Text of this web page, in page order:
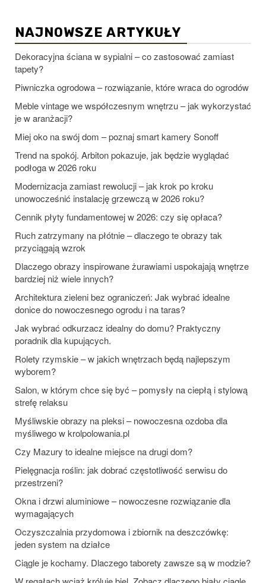
NAJNOWSZE ARTYKUŁY
Dekoracyjna ściana w sypialni – co zastosować zamiast
tapety?
Piwniczka ogrodowa – rozwiązanie, które wraca do ogrodów
Meble vintage we współczesnym wnętrzu – jak wykorzystać
je w aranżacji?
Miej oko na swój dom – poznaj smart kamery Sonoff
Trend na spokój. Arbiton pokazuje, jak będzie wyglądać
podłoga w 2026 roku
Modernizacja zamiast rewolucji – jak krok po kroku
unowocześnić instalację grzewczą w 2026 roku?
Cennik płyty fundamentowej w 2026: czy się opłaca?
Ruch zatrzymany na płótnie – dlaczego te obrazy tak
przyciągają wzrok
Dlaczego obrazy inspirowane żurawiami uspokajają wnętrze
bardziej niż wiele innych?
Architektura zieleni bez ograniczeń: Jak wybrać idealne
donice do nowoczesnego ogrodu i na taras?
Jak wybrać odkurzacz idealny do domu? Praktyczny
poradnik dla kupujących.
Rolety rzymskie – w jakich wnętrzach będą najlepszym
wyborem?
Salon, w którym chce się być – pomysły na ciepłą i stylową
strefę relaksu
Myśliwskie obrazy na pleksi – nowoczesna ozdoba dla
myśliwego w krolpolowania.pl
Czy Mazury to idealne miejsce na drugi dom?
Pielęgnacja roślin: jak dobrać częstotliwość serwisu do
przestrzeni?
Okna i drzwi aluminiowe – nowoczesne rozwiązanie dla
wymagających
Oczyszczalnia przydomowa i zbiornik na deszczówkę:
jeden system na działce
Ciągle je kochamy. Dlaczego taborety zawsze są w modzie?